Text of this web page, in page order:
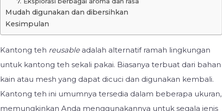
Mudah digunakan dan dibersihkan
Kesimpulan
Kantong teh reusableadalah alternatif ramah lingkungan
untuk kantong teh sekali pakai. Biasanya terbuat dari bahan
kain atau mesh yang dapat dicuci dan digunakan kembali.
Kantong teh ini umumnya tersedia dalam beberapa ukuran,
memungkinkan Anda menggunakannya untuk segala jenis